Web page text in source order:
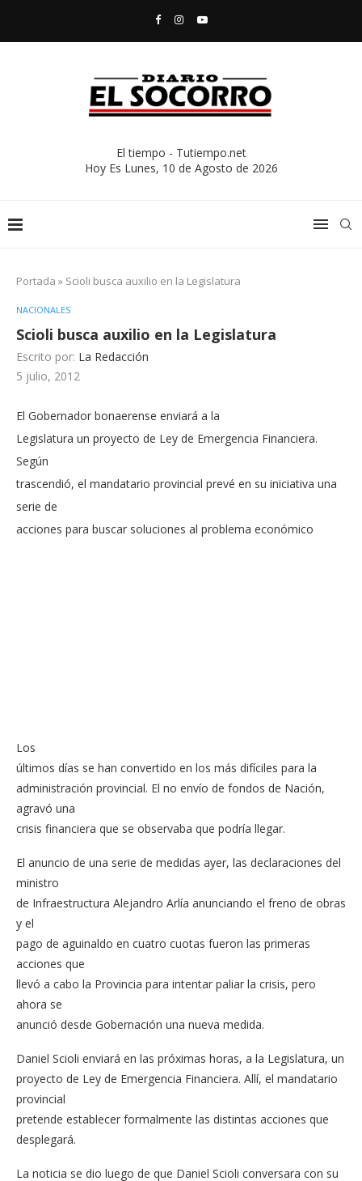
El tiempo - Tutiempo.net
Hoy Es Lunes, 10 de Agosto de 2026
Portada » Scioli busca auxilio en la Legislatura
NACIONALES
Scioli busca auxilio en la Legislatura
Escrito por: La Redacción
5 julio, 2012
El Gobernador bonaerense enviará a la
Legislatura un proyecto de Ley de Emergencia Financiera.
Según
trascendió, el mandatario provincial prevé en su iniciativa una
serie de
acciones para buscar soluciones al problema económico
Los
últimos días se han convertido en los más difíciles para la
administración provincial. El no envío de fondos de Nación,
agravó una
crisis financiera que se observaba que podría llegar.
El anuncio de una serie de medidas ayer, las declaraciones del
ministro
de Infraestructura Alejandro Arlía anunciando el freno de obras
y el
pago de aguinaldo en cuatro cuotas fueron las primeras
acciones que
llevó a cabo la Provincia para intentar paliar la crisis, pero
ahora se
anunció desde Gobernación una nueva medida.
Daniel Scioli enviará en las próximas horas, a la Legislatura, un
proyecto de Ley de Emergencia Financiera. Allí, el mandatario
provincial
pretende establecer formalmente las distintas acciones que
desplegará.
La noticia se dio luego de que Daniel Scioli conversara con su